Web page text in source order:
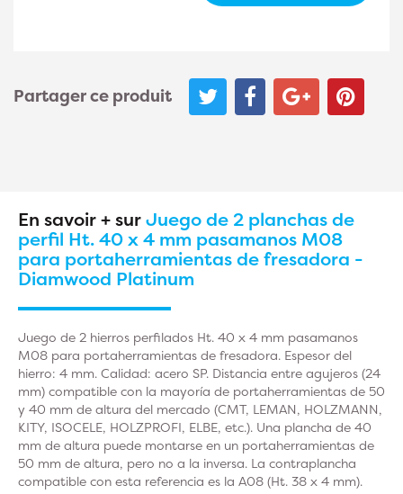
Partager ce produit
En savoir + surJuego de 2 planchas de
perfil Ht. 40 x 4 mm pasamanos M08
para portaherramientas de fresadora -
Diamwood Platinum
Juego de 2 hierros perfilados Ht. 40 x 4 mm pasamanos
M08 para portaherramientas de fresadora. Espesor del
hierro: 4 mm. Calidad: acero SP. Distancia entre agujeros (24
mm) compatible con la mayoría de portaherramientas de 50
y 40 mm de altura del mercado (CMT, LEMAN, HOLZMANN,
KITY, ISOCELE, HOLZPROFI, ELBE, etc.). Una plancha de 40
mm de altura puede montarse en un portaherramientas de
50 mm de altura, pero no a la inversa. La contraplancha
compatible con esta referencia es la A08 (Ht. 38 x 4 mm).